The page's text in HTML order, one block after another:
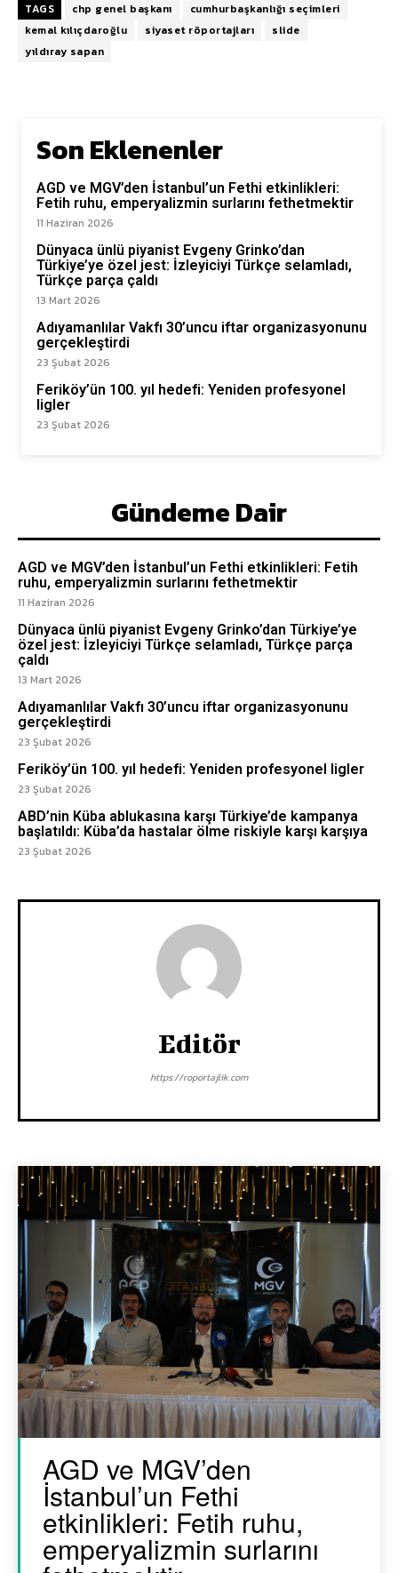
TAGS chp genel başkanı
cumhurbaşkanlığı seçimleri
kemal kılıçdaroğlu
siyaset röportajları
slide
yıldıray sapan
Son Eklenenler
AGD ve MGV’den İstanbul’un Fethi etkinlikleri:
Fetih ruhu, emperyalizmin surlarını fethetmektir
11 Haziran 2026
Dünyaca ünlü piyanist Evgeny Grinko’dan
Türkiye’ye özel jest: İzleyiciyi Türkçe selamladı,
Türkçe parça çaldı
13 Mart 2026
Adıyamanlılar Vakfı 30’uncu iftar organizasyonunu
gerçekleştirdi
23 Şubat 2026
Feriköy’ün 100. yıl hedefi: Yeniden profesyonel
ligler
23 Şubat 2026
Gündeme Dair
AGD ve MGV’den İstanbul’un Fethi etkinlikleri: Fetih
ruhu, emperyalizmin surlarını fethetmektir
11 Haziran 2026
Dünyaca ünlü piyanist Evgeny Grinko’dan Türkiye’ye
özel jest: İzleyiciyi Türkçe selamladı, Türkçe parça
çaldı
13 Mart 2026
Adıyamanlılar Vakfı 30’uncu iftar organizasyonunu
gerçekleştirdi
23 Şubat 2026
Feriköy’ün 100. yıl hedefi: Yeniden profesyonel ligler
23 Şubat 2026
ABD’nin Küba ablukasına karşı Türkiye’de kampanya
başlatıldı: Küba’da hastalar ölme riskiyle karşı karşıya
23 Şubat 2026
Editör
https://roportajlik.com
AGD ve MGV’den
İstanbul’un Fethi
etkinlikleri: Fetih ruhu,
emperyalizmin surlarını